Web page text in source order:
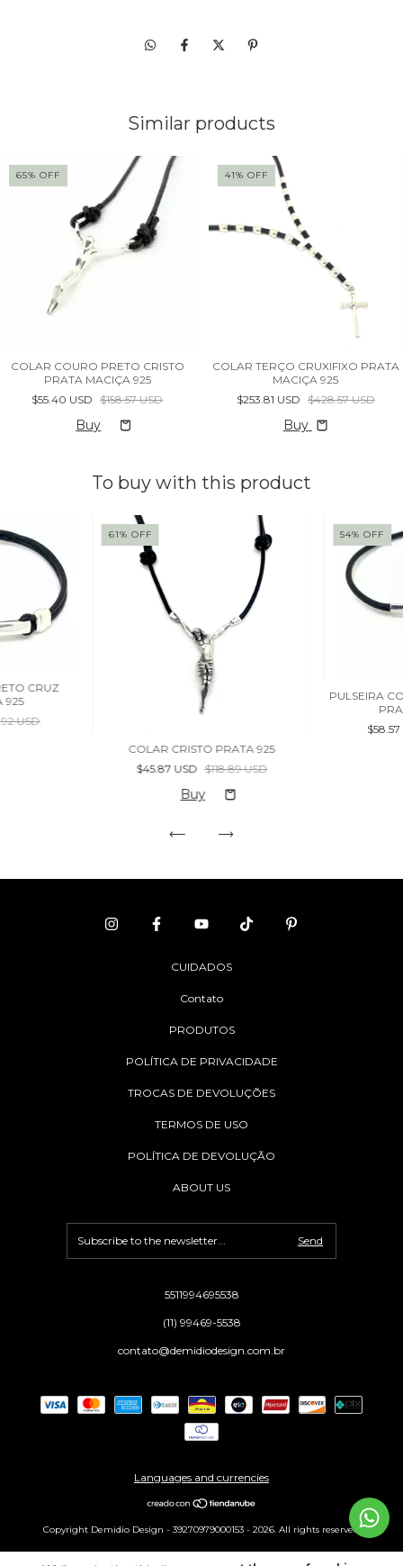
Similar products
65% OFF
COLAR COURO PRETO CRISTO
PRATA MACIÇA 925
$55.40 USD
$158.57 USD
41% OFF
COLAR TERÇO CRUXIFIXO PRATA
MACIÇA 925
$253.81 USD $428.57 USD
Buy
To buy with this product
CRUZ
925
USD
61% OFF
COLAR CRISTO PRATA 925
$45.87 USD $118.89 USD
54%OFF
PULSEIRA
CUIDADOS
Contato
PRODUTOS
POLÍTICA DE PRIVACIDADE
TROCAS DE DEVOLUÇÕES
TERMOS DE USO
POLÍTICA DE DEVOLUÇÃO
ABOUT US
5511994695538
(11) 99469-5538
contato@demidiodesign.com.br
Languages and currencies
Copyright Demidio Design - 39270979000153 - 2026. All rights reserved.